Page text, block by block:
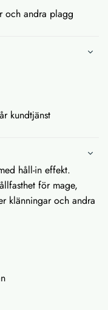
och andra plagg
kundtjänst
håll-in effekt.
för mage,
klänningar och andra